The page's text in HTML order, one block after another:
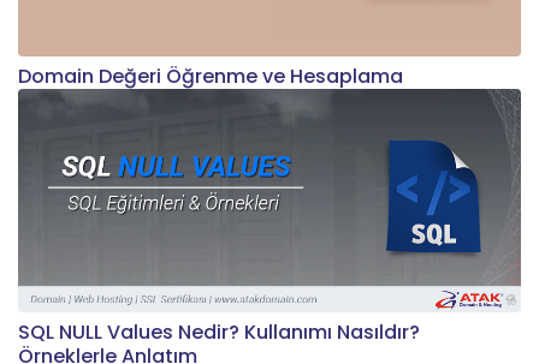
Domain Değeri Öğrenme ve Hesaplama
SQL NULL Values Nedir? Kullanımı Nasıldır?
Örneklerle Anlatım